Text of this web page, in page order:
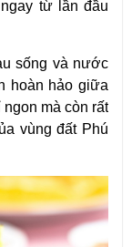
từ lần đầu
sống và nước
hoàn hảo giữa
mà còn rất
vùng đất Phú